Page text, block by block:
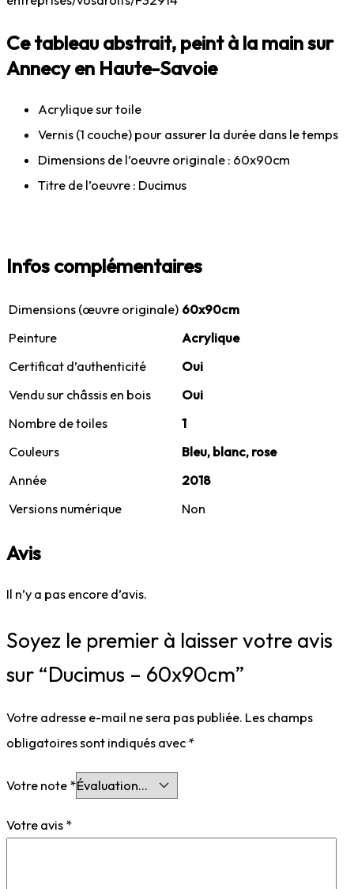
Ce tableau abstrait, peint à la main sur
Annecy en Haute-Savoie
Acrylique sur toile
Vernis (1 couche) pour assurer la durée dans le temps
Dimensions de l’oeuvre originale : 60x90cm
Titre de l’oeuvre : Ducimus
Infos complémentaires
Dimensions (œuvre originale) 60x90cm
Peinture
Acrylique
Certificat d’authenticité
Oui
Vendu sur châssis en bois
Oui
Nombre de toiles
1
Couleurs
Bleu, blanc, rose
Année
2018
Versions numérique
Non
Avis
Il n’y a pas encore d’avis.
Soyez le premier à laisser votre avis
sur “Ducimus – 60x90cm”
Votre adresse e-mail ne sera pas publiée. Les champs
obligatoires sont indiqués avec *
Votre note *
Votre avis *